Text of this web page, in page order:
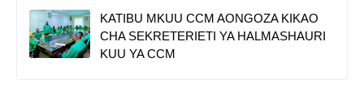
KATIBU MKUU CCM AONGOZA KIKAO
CHA SEKRETERIETI YA HALMASHAURI
KUU YA CCM